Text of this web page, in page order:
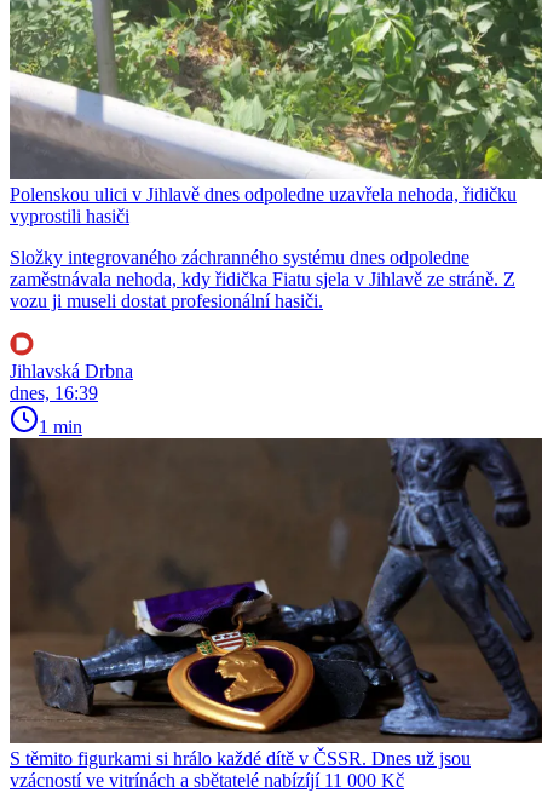
Polenskou ulici v Jihlavě dnes odpoledne uzavřela nehoda, řidičku
vyprostili hasiči
Složky integrovaného záchranného systému dnes odpoledne
zaměstnávala nehoda, kdy řidička Fiatu sjela v Jihlavě ze stráně. Z
vozu ji museli dostat profesionální hasiči.
Jihlavská Drbna
dnes, 16:39
1 min
S těmito figurkami si hrálo každé dítě v ČSSR. Dnes už jsou
vzácností ve vitrínách a sbětatelé nabízíjí 11 000 Kč